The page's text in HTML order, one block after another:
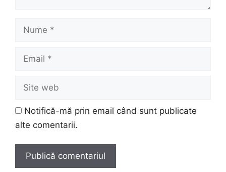
web
Notifică-mă prin email când sunt publicate
alte comentarii.